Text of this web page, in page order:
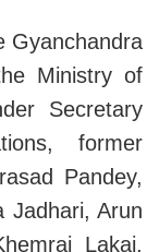
Gyanchandra
Ministry of
Secretary
former
Pandey,
Jadhari, Arun
Lakai,